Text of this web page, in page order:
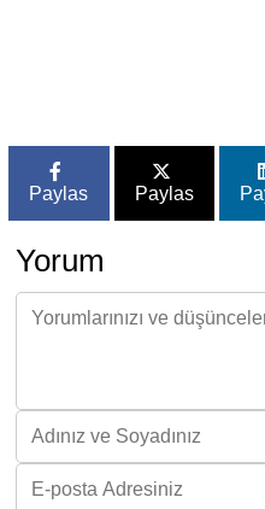
Paylas Paylas
Yorum